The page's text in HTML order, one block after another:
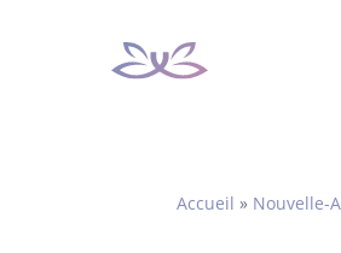
Accueil » Nouvelle-